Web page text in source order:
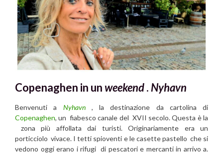
Copenaghen in un weekend. Nyhavn
Benvenuti a Nyhavn, la destinazione da cartolina di
Copenaghen, un fiabesco canale del XVII secolo. Questa è la
zona più affollata dai turisti. Originariamente era un
porticciolo vivace. I tetti spioventi e le casette pastello che si
vedono oggi erano i rifugi di pescatori e mercanti in arrivo a.